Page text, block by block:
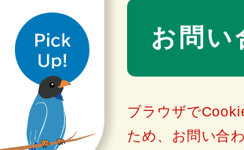
と
き
pickup
本
お問い
ブラウザで
ため、お問い合